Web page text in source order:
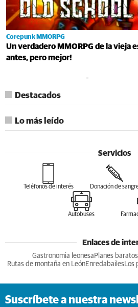
Corepunk MMORPG
Un verdadero MMORPG de la vieja
antes, pero mejor!
Destacados
Lo más leído
Servicios
Teléfonos de interés Donación de
Autobuses
Enlaces de
Gastronomia leonesa Planes
Rutas de montaña en LeónEnredabailesLos
Suscríbete a nuestra